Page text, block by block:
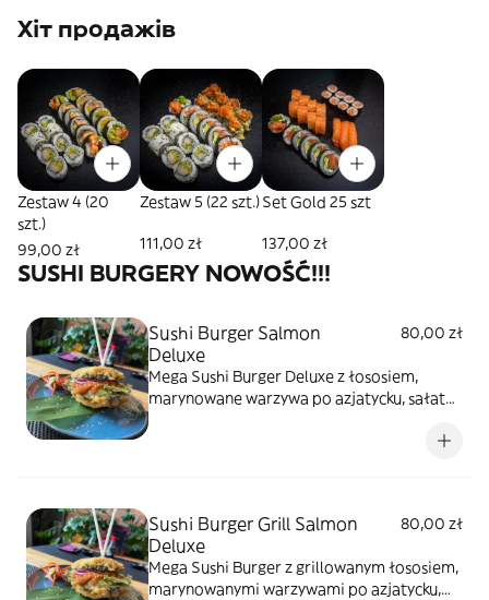
Хіт продажів
Zestaw 4 (20
szt.)
99,00 zł
Zestaw 5 (22 szt.)
111,00 zł
Set Gold 25 szt
137,00 zł
SUSHI BURGERY NOWOŚĆ!!!
Sushi Burger Salmon
Deluxe
80,00 zł
Mega Sushi Burger Deluxe z łososiem,
marynowane warzywa po azjatycku, sałata,
Sushi Burger Grill Salmon
Deluxe
80,00 zł
Mega Sushi Burger z grillowanym łososiem,
marynowanymi warzywami po azjatycku,